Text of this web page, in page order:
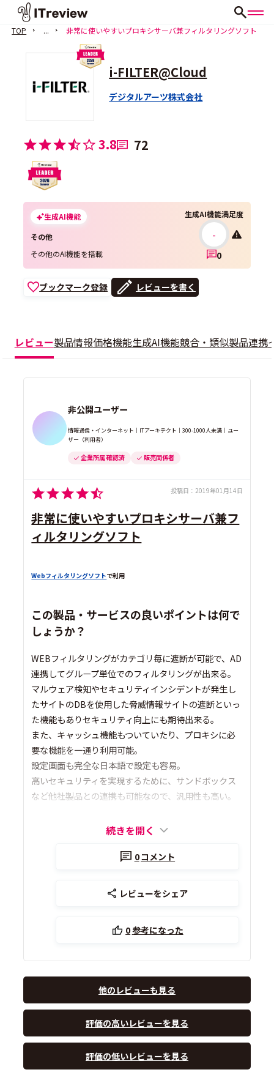
TOP ... 非常に使いやすいプロキシサーバ兼フィルタリングソフト
i-FILTER@Cloud
デジタルアーツ株式会社
3.8 72
生成AI機能
その他
その他のAI機能を搭載
生成AI機能満足度
-
0
ブックマーク登録 レビューを書く
レビュー製品情報価格機能生成AI機能競合・類似製品連携
非公開ユーザー
情報通信・インターネット｜ITアーキテクト｜300-1000人未満｜ユー
ザー（利用者）
企業所属 確認済 販売関係者
投稿日： 2019年01月14日
非常に使いやすいプロキシサーバ兼フ
ィルタリングソフト
Webフィルタリングソフトで利用
この製品・サービスの良いポイントは何で
しょうか？
WEBフィルタリングがカテゴリ毎に遮断が可能で、AD
連携してグループ単位でのフィルタリングが出来る。
マルウェア検知やセキュリティインシデントが発生し
たサイトのDBを使用した脅威情報サイトの遮断といっ
た機能もありセキュリティ向上にも期待出来る。
また、キャッシュ機能もついていたり、プロキシに必
要な機能を一通り利用可能。
設定画面も完全な日本語で設定も容易。
高いセキュリティを実現するために、サンドボックス
など他社製品との連携も可能なので、汎用性も高い。
続きを開く
0コメント
レビューをシェア
0参考になった
他のレビューも見る
評価の高いレビューを見る
評価の低いレビューを見る